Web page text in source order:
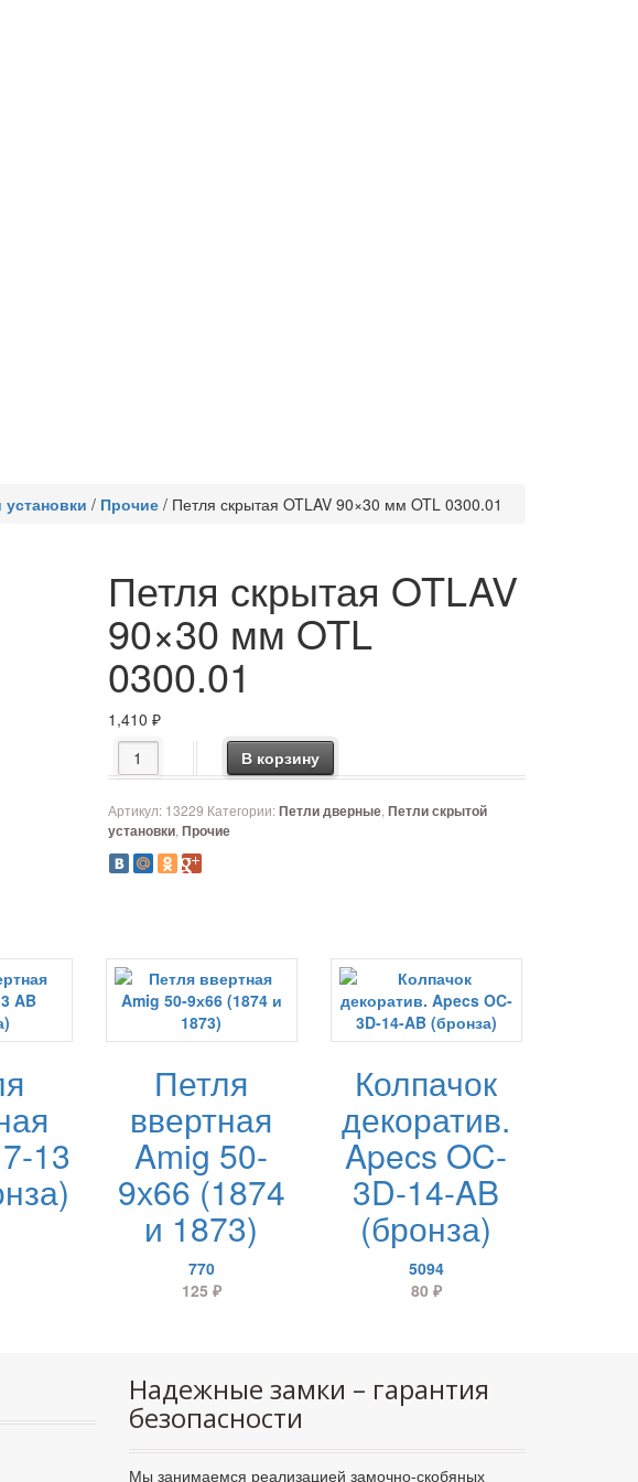
/ Прочие / Петля скрытая OTLAV 90×30 мм OTL 0300.01
Петля скрытая OTLAV
90×30 мм OTL
0300.01
1,410₽
Количество товара Петля скрытая OTLAV 90x30 мм OTL 0300.01
В корзину
Артикул: 13229 Категории:Петли дверные,Петли скрытой
установки,Прочие
13
Петля
ввертная
Amig 50-
9х66 (1874
и 1873)
770
125 ₽
Колпачок
декоратив.
Apecs OC-
3D-14-AB
(бронза)
5094
80 ₽
Надежные замки – гарантия
безопасности
Мы занимаемся реализацией замочно-скобяных